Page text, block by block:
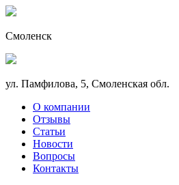
Смоленск
ул. Памфилова, 5, Смоленская обл.
О компании
Отзывы
Статьи
Новости
Вопросы
Контакты